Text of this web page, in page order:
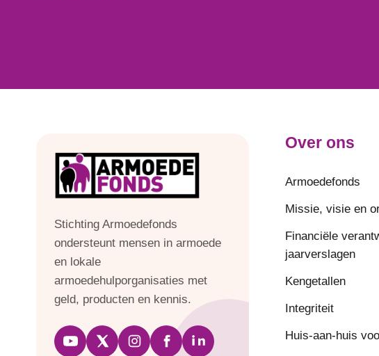
Stichting Armoedefonds
ondersteunt mensen in armoede
en lokale
armoedehulporganisaties met
geld, producten en kennis.
Over ons
Armoedefonds
Missie, visie en
Financiële
jaarverslagen
Kengetallen
Integriteit
Huis-aan-huis